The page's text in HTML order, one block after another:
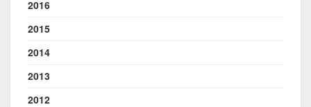
2016
2015
2014
2013
2012